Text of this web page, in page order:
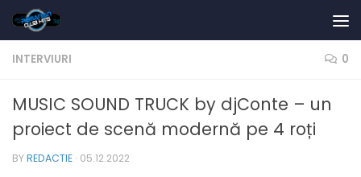
Skip to content
INTERVIURI 0
MUSIC SOUND TRUCK by djConte – un
proiect de scenă modernă pe 4 roți
BYREDACTIE · 05.12.2022